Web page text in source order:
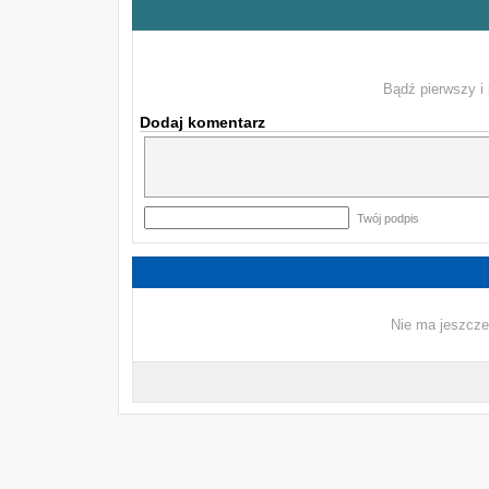
Bądź pierwszy i
Dodaj komentarz
Twój podpis
Nie ma